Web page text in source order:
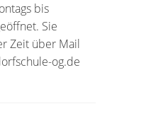
bis
Sie
Zeit über Mail
og.de